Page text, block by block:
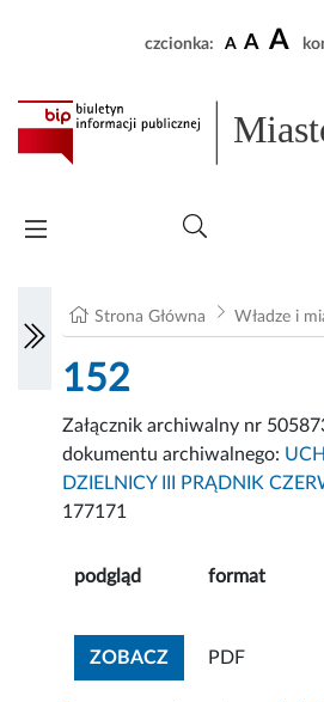
czcionka: A A A
Strona Główna Władze i
152
Załącznik archiwalny nr
dokumentu archiwalnego:
DZIELNICY III PRĄDNIK
177171
podgląd format
ZOBACZZOBACZ
PDF